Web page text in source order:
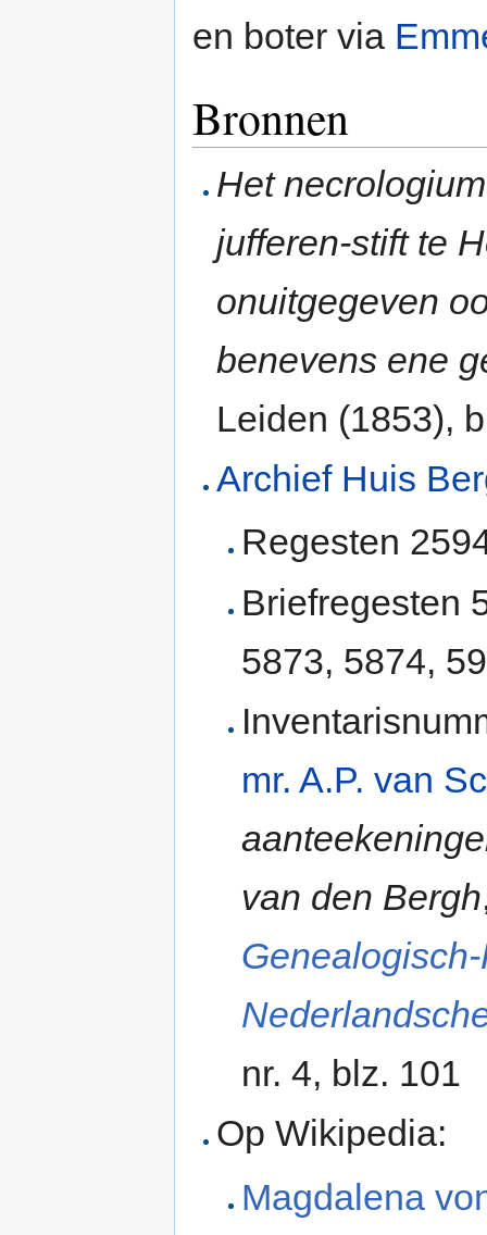
en boter via
Bronnen
Het
jufferen-stift te
onuitgegeven
benevens ene
Leiden (1853),
Archief Huis
Regesten
Briefregesten
5873, 5874,
mr. A.P. van
van den Bergh
nr. 4, blz. 101
Op Wikipedia:
Magdalena